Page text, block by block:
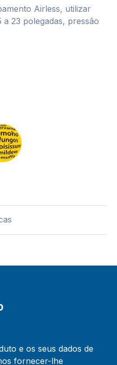
Airless, utilizar
a 23 polegadas, pressão
e os seus dados de
fornecer-lhe